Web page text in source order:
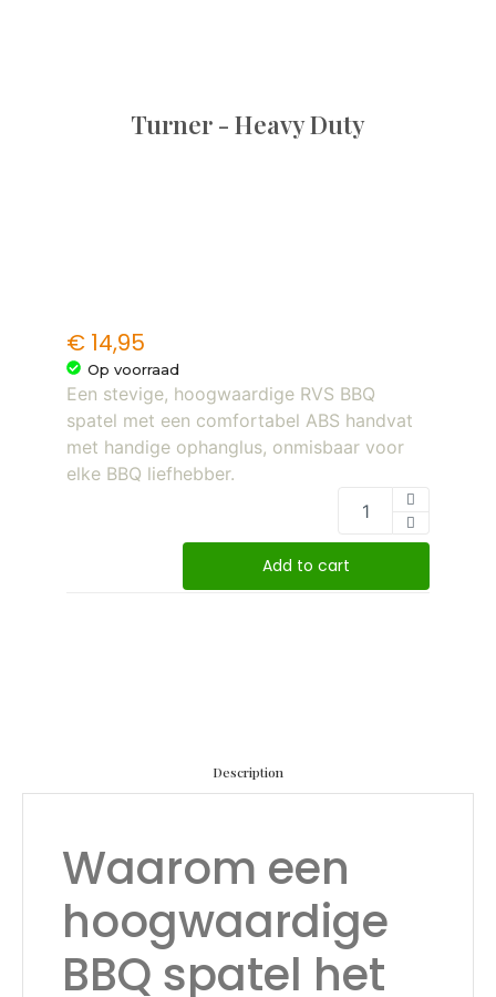
Turner - Heavy Duty
€ 14,95
Op voorraad
Een stevige, hoogwaardige RVS BBQ
spatel met een comfortabel ABS handvat
met handige ophanglus, onmisbaar voor
elke BBQ liefhebber.
Add to cart
Description
Waarom een
hoogwaardige
BBQ spatel het